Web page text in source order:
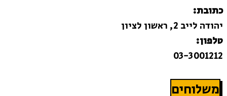
כתובת:
יהודה לייב 2, ראשון לציון
טלפון:
03-3001212
משלוחים